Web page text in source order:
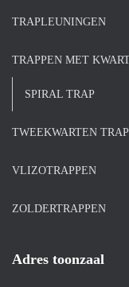
TRAPLEUNINGEN
TRAPPEN MET
SPIRAL TRAP
TWEEKWARTEN
VLIZOTRAPPEN
ZOLDERTRAPPEN
Adres toonzaal